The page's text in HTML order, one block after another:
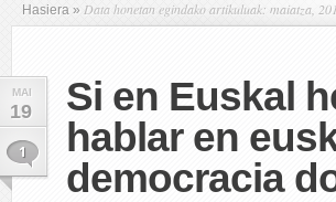
Hasiera » Data honetan egindako artikuluak: maiatza,
MAI
19
1
Si en Euskal
hablar en
democracia